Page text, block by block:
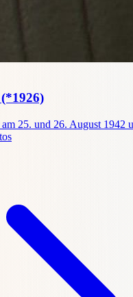
(*1926)
am 25. und 26. August 1942